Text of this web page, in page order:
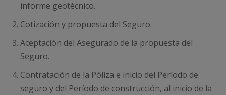
informe geotécnico.
Cotización y propuesta del Seguro.
Aceptación del Asegurado de la propuesta del
Seguro.
Contratación de la Póliza e inicio del Período de
seguro y del Período de construcción, al inicio de la